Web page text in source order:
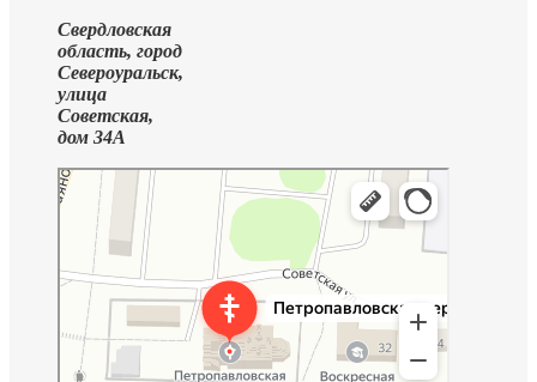
Свердловская
область, город
Североуральск,
улица
Советская,
дом 34А